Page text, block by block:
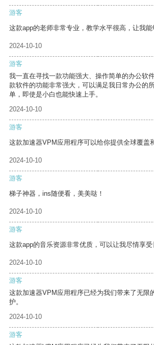
游客
这款app的老师非常专业，教学水平很高，让我能
2024-10-10
游客
我一直在寻找一款功能强大、操作简单的办公软
款软件的功能非常强大，可以满足我日常办公的
单，即使是小白也能快速上手。
2024-10-10
游客
这款加速器VPM应用程序可以给你提供全球覆盖
2024-10-10
游客
梯子神器，ins随便看，美美哒！
2024-10-10
游客
这款app的音乐资源非常优质，可以让我尽情享受
2024-10-10
游客
这款加速器VPM应用程序已经为我们带来了无限
护。
2024-10-10
游客